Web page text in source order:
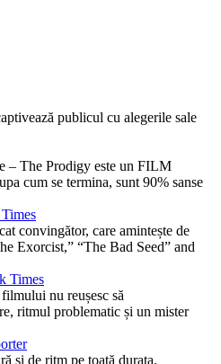
publicul cu alegerile sale
– The Prodigy este un FILM
cum se termina, sunt 90% sanse
convingător, care amintește de
Exorcist,” “The Bad Seed” and
Times
nu reușesc să
ritmul problematic și un mister
și de ritm pe toată durata.